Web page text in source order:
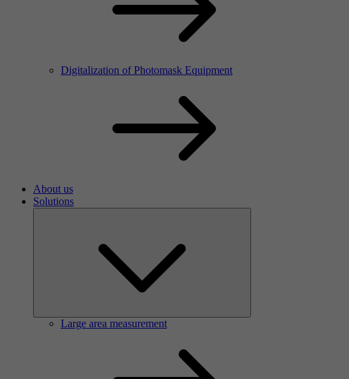
Digitalization of Photomask Equipment
About us
Solutions
Large area measurement